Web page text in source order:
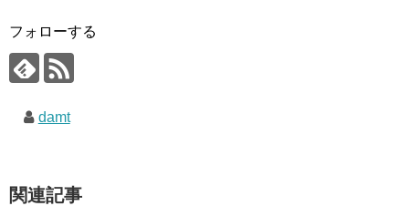
フォローする
damt
関連記事